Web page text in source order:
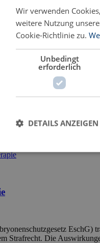
Dieter: Recht und Ethos
im Naturrecht der frühen
Strafrecht. Die
Wir verwenden
weitere Nutzung
Cookie-Richtlinie zu.
Unbedingt
erforderlich
DETAILS ANZEIGEN